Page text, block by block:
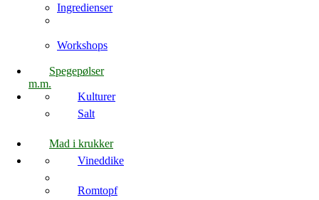
Ingredienser
Workshops
Spegepølser
m.m.
Kulturer
Salt
Mad i krukker
Vineddike
Romtopf